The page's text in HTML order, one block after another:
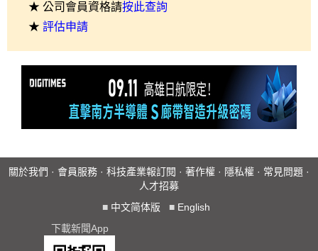
★ 公司會員資格請按此查詢
★ 評估申請
關於我們 · 會員服務 · 科技產業報訂閱 · 著作權 · 隱私權 · 常見問題 ·
人才招募
■ 中文简体版 ■ English
下載新聞App